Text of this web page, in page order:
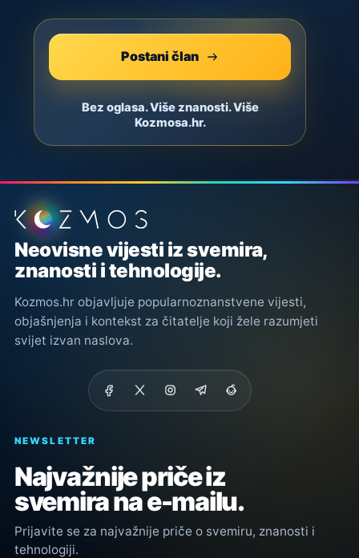
Postani član
Bez oglasa. Više znanosti. Više
Kozmosa.hr.
Podnožje stranice
Neovisne vijesti iz svemira,
znanosti i tehnologije.
Kozmos.hr objavljuje popularnoznanstvene vijesti,
objašnjenja i kontekst za čitatelje koji žele razumjeti
svijet izvan naslova.
NEWSLETTER
Najvažnije priče iz
svemira na e-mailu.
Prijavite se za najvažnije priče o svemiru, znanosti i
tehnologiji.